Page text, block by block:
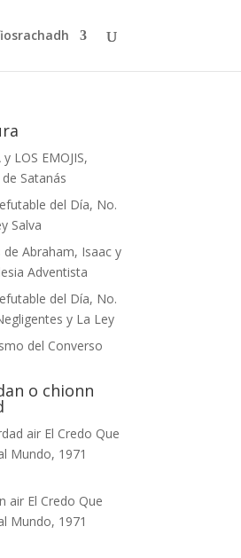
LOS EMOJIS,
Satanás
del Día, No.
Salva
de Abraham, Isaac y
Adventista
del Día, No.
y La Ley
del Converso
o chionn
air El Credo Que
Mundo, 1971
air El Credo Que
Mundo, 1971